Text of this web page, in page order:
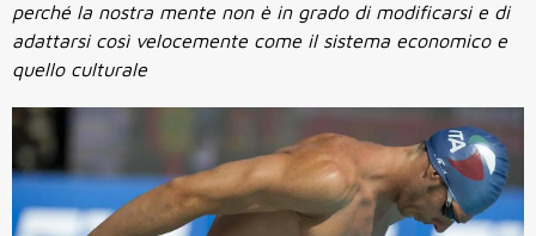
perché la nostra mente non è in grado di modificarsi e di
adattarsi così velocemente come il sistema economico e
quello culturale